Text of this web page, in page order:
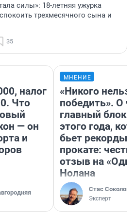
силы»: 18-летняя ужурка
трехмесячного сына и
35
налог
Что
— он
и
МНЕНИЕ
«Никого нельзя
победить». О
главный
этого года,
бьет рекорды в
прокате:
отзыв на
Нолана
Стас Соколов
Эксперт